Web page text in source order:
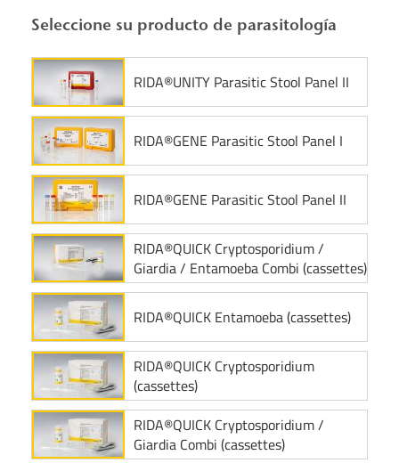
Seleccione su producto de parasitología
RIDA®UNITY Parasitic Stool Panel II
RIDA®GENE Parasitic Stool Panel I
RIDA®GENE Parasitic Stool Panel II
RIDA®QUICK Cryptosporidium /
Giardia / Entamoeba Combi (cassettes)
RIDA®QUICK Entamoeba (cassettes)
RIDA®QUICK Cryptosporidium
(cassettes)
RIDA®QUICK Cryptosporidium /
Giardia Combi (cassettes)